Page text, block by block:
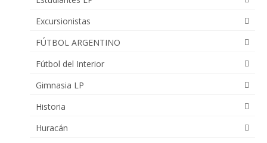
Excursionistas
FÚTBOL ARGENTINO
Fútbol del Interior
Gimnasia LP
Historia
Huracán